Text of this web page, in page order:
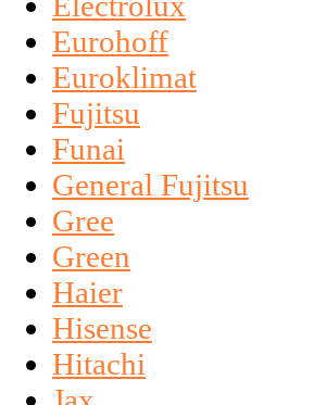
Eurohoff
Euroklimat
Fujitsu
Funai
General Fujitsu
Gree
Green
Haier
Hisense
Hitachi